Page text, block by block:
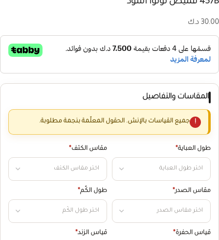
30.00 د.ك
المقاسات والتفاصيل
جميع القياسات بالإنش. الحقول المعلّمة بنجمة مطلوبة.
طول العباية* مقاس الكتف*
مقاس الصدر* طول الكُم*
قياس الحفرة* قياس الزند*